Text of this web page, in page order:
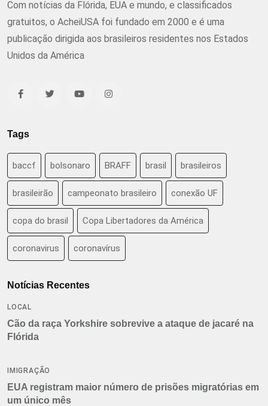
Com notícias da Flórida, EUA e mundo, e classificados
gratuitos, o AcheiUSA foi fundado em 2000 e é uma
publicação dirigida aos brasileiros residentes nos Estados
Unidos da América
Tags
baccf bolsonaro BRAFF brasil brasileiros
brasileirão campeonato brasileiro conexão UF
copa do brasil Copa Libertadores da América
coronavirus coronavírus
Notícias Recentes
LOCAL
Cão da raça Yorkshire sobrevive a ataque de jacaré na
Flórida
IMIGRAÇÃO
EUA registram maior número de prisões migratórias em
um único mês